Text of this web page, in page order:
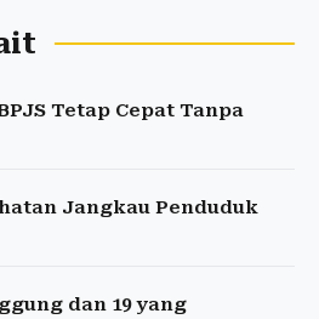
Tetap Cepat Tanpa
Jangkau Penduduk
dan 19 yang